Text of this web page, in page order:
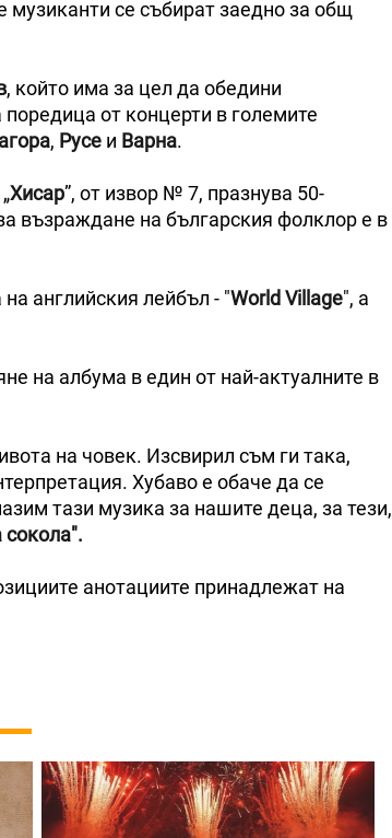
музиканти се събират заедно за общ
, който има за цел да обедини
от концерти в големите
, Русе и Варна.
Хисар”, от извор № 7, празнува 50-
възраждане на българския фолклор е в
на английския лейбъл - "World Village", а
на албума в един от най-актуалните в
на човек. Изсвирил съм ги така,
Хубаво е обаче да се
тази музика за нашите деца, за тези,
сокола".
анотациите принадлежат на